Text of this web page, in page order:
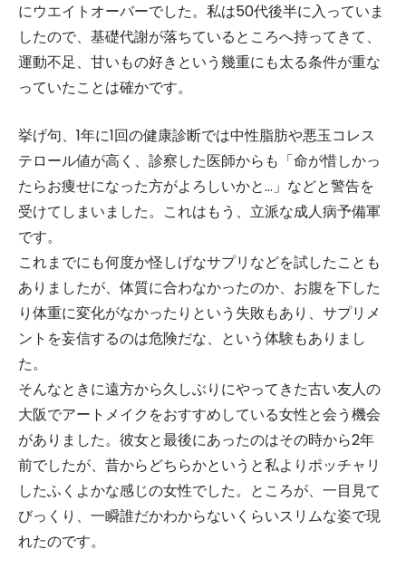
にウエイトオーバーでした。私は50代後半に入っていま
したので、基礎代謝が落ちているところへ持ってきて、
運動不足、甘いもの好きという幾重にも太る条件が重な
っていたことは確かです。
挙げ句、1年に1回の健康診断では中性脂肪や悪玉コレス
テロール値が高く、診察した医師からも「命が惜しかっ
たらお痩せになった方がよろしいかと…」などと警告を
受けてしまいました。これはもう、立派な成人病予備軍
です。
これまでにも何度か怪しげなサプリなどを試したことも
ありましたが、体質に合わなかったのか、お腹を下した
り体重に変化がなかったりという失敗もあり、サプリメ
ントを妄信するのは危険だな、という体験もありまし
た。
そんなときに遠方から久しぶりにやってきた古い友人の
大阪でアートメイクをおすすめしている女性と会う機会
がありました。彼女と最後にあったのはその時から2年
前でしたが、昔からどちらかというと私よりポッチャリ
したふくよかな感じの女性でした。ところが、一目見て
びっくり、一瞬誰だかわからないくらいスリムな姿で現
れたのです。